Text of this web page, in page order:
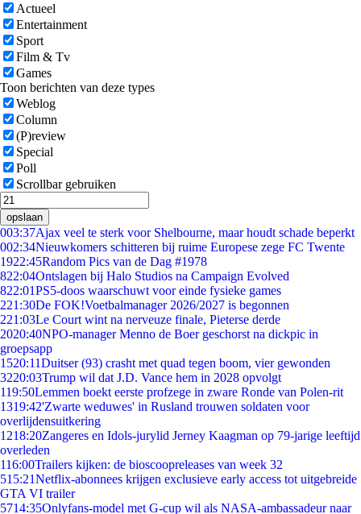
Actueel
Entertainment
Sport
Film & Tv
Games
Toon berichten van deze types
Weblog
Column
(P)review
Special
Poll
Scrollbar gebruiken
opslaan
003:37Ajax veel te sterk voor Shelbourne, maar houdt schade beperkt
002:34Nieuwkomers schitteren bij ruime Europese zege FC Twente
1922:45Random Pics van de Dag #1978
822:04Ontslagen bij Halo Studios na Campaign Evolved
822:01PS5-doos waarschuwt voor einde fysieke games
221:30De FOK!Voetbalmanager 2026/2027 is begonnen
221:03Le Court wint na nerveuze finale, Pieterse derde
2020:40NPO-manager Menno de Boer geschorst na dickpic in
groepsapp
1520:11Duitser (93) crasht met quad tegen boom, vier gewonden
3220:03Trump wil dat J.D. Vance hem in 2028 opvolgt
119:50Lemmen boekt eerste profzege in zware Ronde van Polen-rit
1319:42'Zwarte weduwes' in Rusland trouwen soldaten voor
overlijdensuitkering
1218:20Zangeres en Idols-jurylid Jerney Kaagman op 79-jarige leeftijd
overleden
116:00Trailers kijken: de bioscoopreleases van week 32
515:21Netflix-abonnees krijgen exclusieve early access tot uitgebreide
GTA VI trailer
5714:35Onlyfans-model met G-cup wil als NASA-ambassadeur naar